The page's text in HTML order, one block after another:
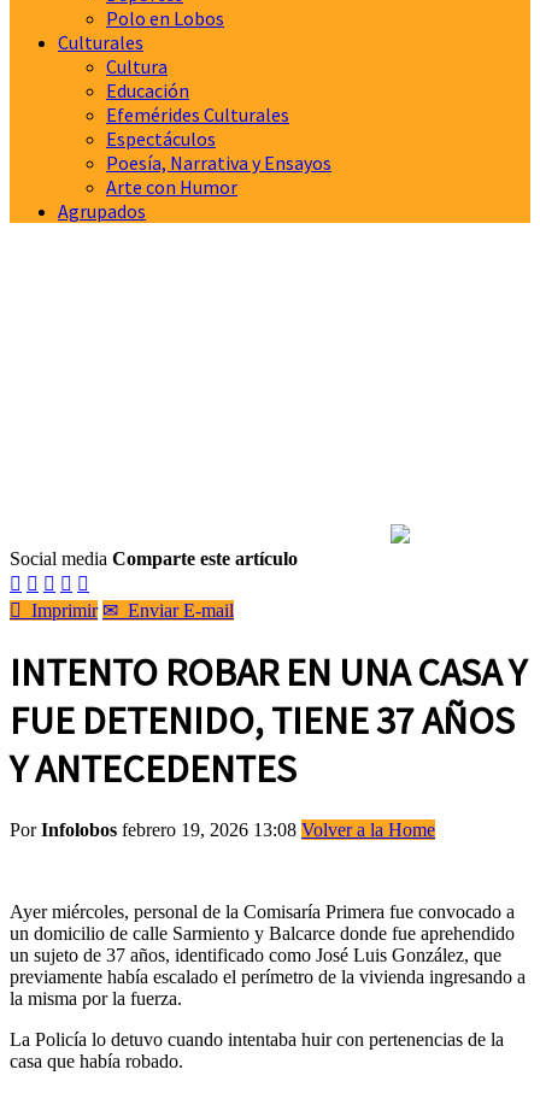
Polo en Lobos
Culturales
Cultura
Educación
Efemérides Culturales
Espectáculos
Poesía, Narrativa y Ensayos
Arte con Humor
Agrupados
Social media Comparte este artículo
    
 Imprimir ✉ Enviar E-mail
INTENTO ROBAR EN UNA CASA Y
FUE DETENIDO, TIENE 37 AÑOS
Y ANTECEDENTES
PorInfolobos febrero 19, 2026 13:08 Volver a la Home
Ayer miércoles, personal de la Comisaría Primera fue convocado a
un domicilio de calle Sarmiento y Balcarce donde fue aprehendido
un sujeto de 37 años, identificado como José Luis González, que
previamente había escalado el perímetro de la vivienda ingresando a
la misma por la fuerza.
La Policía lo detuvo cuando intentaba huir con pertenencias de la
casa que había robado.